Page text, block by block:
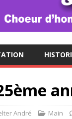
André Main